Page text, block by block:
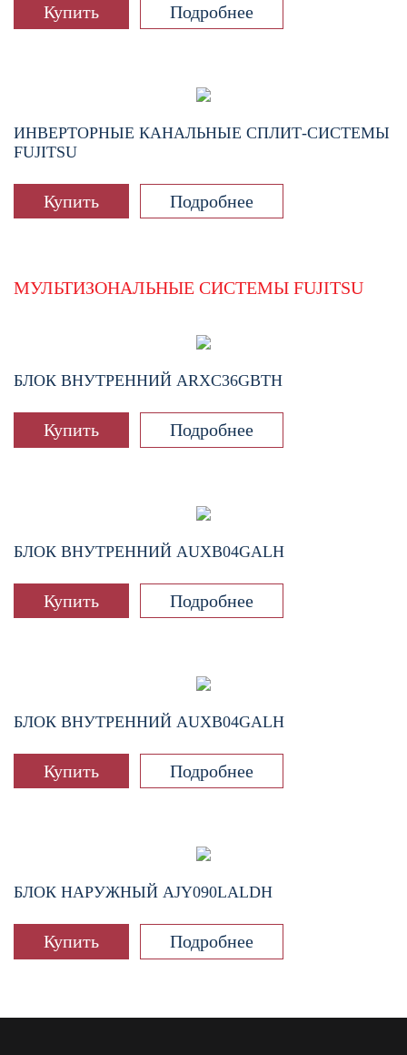
Купить Подробнее
ИНВЕРТОРНЫЕ КАНАЛЬНЫЕ СПЛИТ-СИСТЕМЫ
FUJITSU
Купить Подробнее
МУЛЬТИЗОНАЛЬНЫЕ СИСТЕМЫ FUJITSU
БЛОК ВНУТРЕННИЙ ARXC36GBTH
Купить Подробнее
БЛОК ВНУТРЕННИЙ AUXB04GALH
Купить Подробнее
БЛОК ВНУТРЕННИЙ AUXB04GALH
Купить Подробнее
БЛОК НАРУЖНЫЙ AJY090LALDH
Купить Подробнее